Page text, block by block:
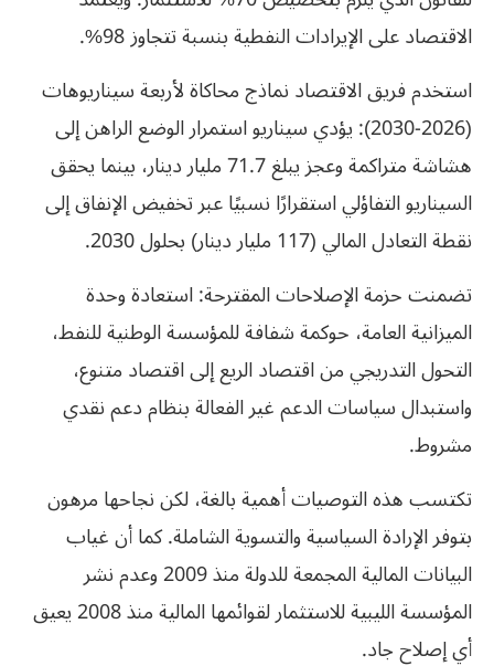
الاقتصاد على الإيرادات النفطية بنسبة تتجاوز 98%.
استخدم فريق الاقتصاد نماذج محاكاة لأربعة سيناريوهات
(2026-2030): يؤدي سيناريو استمرار الوضع الراهن إلى
هشاشة متراكمة وعجز يبلغ 71.7 مليار دينار، بينما يحقق
السيناريو التفاؤلي استقرارًا نسبيًا عبر تخفيض الإنفاق إلى
نقطة التعادل المالي (117 مليار دينار) بحلول 2030.
تضمنت حزمة الإصلاحات المقترحة: استعادة وحدة
الميزانية العامة، حوكمة شفافة للمؤسسة الوطنية للنفط،
التحول التدريجي من اقتصاد الريع إلى اقتصاد متنوع،
واستبدال سياسات الدعم غير الفعالة بنظام دعم نقدي
مشروط.
تكتسب هذه التوصيات أهمية بالغة، لكن نجاحها مرهون
بتوفر الإرادة السياسية والتسوية الشاملة. كما أن غياب
البيانات المالية المجمعة للدولة منذ 2009 وعدم نشر
المؤسسة الليبية للاستثمار لقوائمها المالية منذ 2008 يعيق
أي إصلاح جاد.